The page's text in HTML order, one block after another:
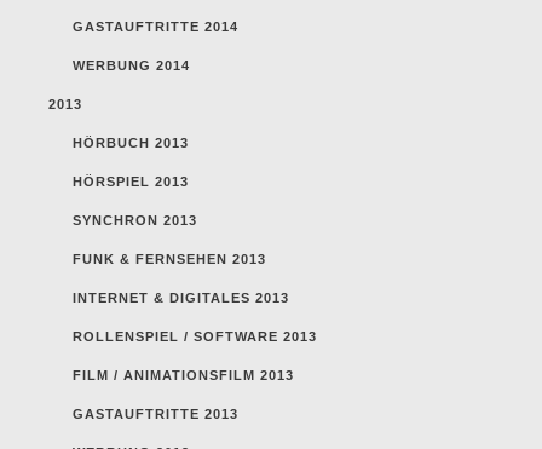
GASTAUFTRITTE 2014
WERBUNG 2014
2013
HÖRBUCH 2013
HÖRSPIEL 2013
SYNCHRON 2013
FUNK & FERNSEHEN 2013
INTERNET & DIGITALES 2013
ROLLENSPIEL / SOFTWARE 2013
FILM / ANIMATIONSFILM 2013
GASTAUFTRITTE 2013